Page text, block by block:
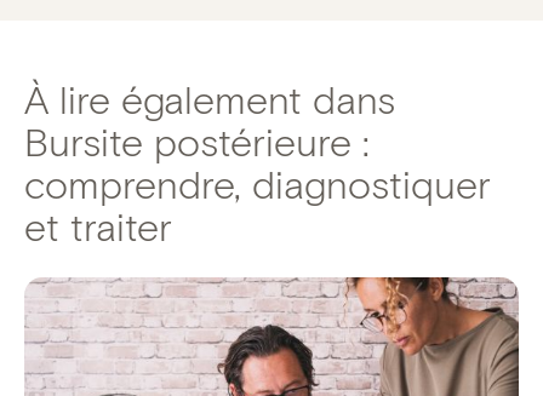
À lire également dans
Bursite postérieure :
comprendre, diagnostiquer
et traiter